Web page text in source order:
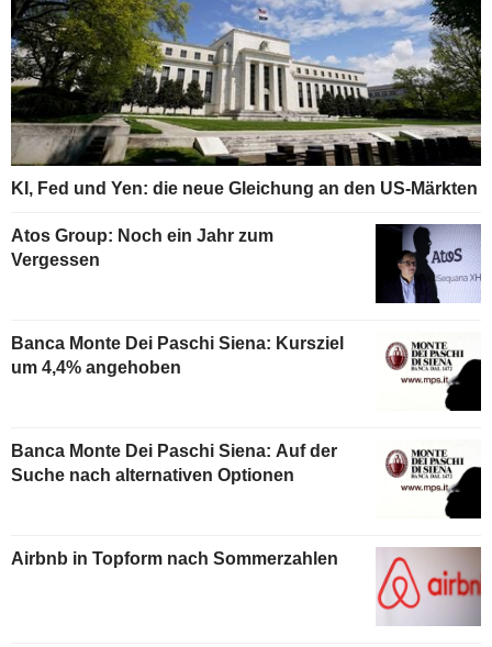
KI, Fed und Yen: die neue Gleichung an den US-Märkten
Atos Group: Noch ein Jahr zum
Vergessen
Banca Monte Dei Paschi Siena: Kursziel
um 4,4% angehoben
Banca Monte Dei Paschi Siena: Auf der
Suche nach alternativen Optionen
Airbnb in Topform nach Sommerzahlen